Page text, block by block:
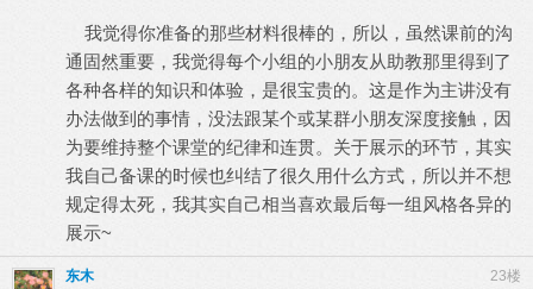
我觉得你准备的那些材料很棒的，所以，虽然课前的沟
通固然重要，我觉得每个小组的小朋友从助教那里得到了
各种各样的知识和体验，是很宝贵的。这是作为主讲没有
办法做到的事情，没法跟某个或某群小朋友深度接触，因
为要维持整个课堂的纪律和连贯。关于展示的环节，其实
我自己备课的时候也纠结了很久用什么方式，所以并不想
规定得太死，我其实自己相当喜欢最后每一组风格各异的
展示~
23楼
东木